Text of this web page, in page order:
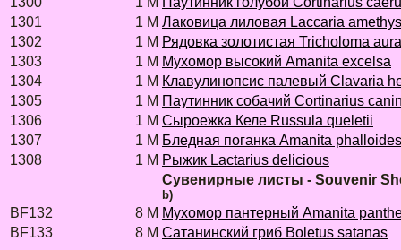
1301
1 M Лаковица лиловая Laccaria
1302
1 M Рядовка золотистая Tricholoma
1303
1 M Мухомор высокий Amanita excelsa
1304
1 M Клавулинопсис палевый Clavaria
1305
1 M Паутинник собачий Cortinarius
1306
1 M Сыроежка Келе Russula queletii
1307
1 M Бледная поганка Amanita phalloides
1308
1 M Рыжик Lactarius delicious
Сувенирные листы - Souvenir
b)
BF132 8 M Мухомор пантерный Amanita
BF133
8 M Сатанинский гриб Boletus satanas